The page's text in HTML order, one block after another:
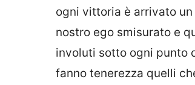
ogni vittoria è arrivato
nostro ego smisurato e
involuti sotto ogni punto
fanno tenerezza quelli